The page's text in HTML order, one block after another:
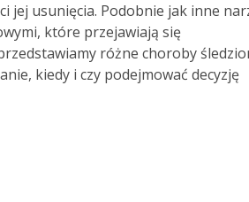
jej usunięcia. Podobnie jak inne
które przejawiają się
różne choroby
kiedy i czy podejmować decyzję